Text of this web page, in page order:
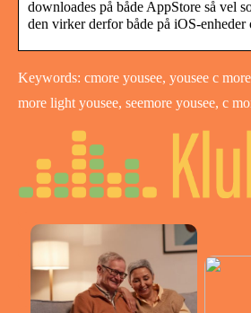
downloades på både AppStore så vel
den virker derfor både på iOS-enheder
Keywords: cmore yousee, yousee c
more light yousee, seemore yousee, c